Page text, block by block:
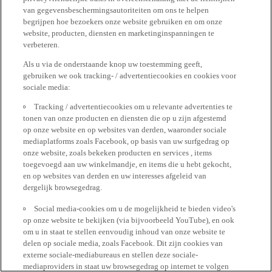
van gegevensbeschermingsautoriteiten om ons te helpen
begrijpen hoe bezoekers onze website gebruiken en om onze
website, producten, diensten en marketinginspanningen te
verbeteren.
Als u via de onderstaande knop uw toestemming geeft,
gebruiken we ook tracking- / advertentiecookies en cookies voor
sociale media:
Tracking / advertentiecookies om u relevante advertenties te
tonen van onze producten en diensten die op u zijn afgestemd
op onze website en op websites van derden, waaronder sociale
mediaplatforms zoals Facebook, op basis van uw surfgedrag op
onze website, zoals bekeken producten en services , items
toegevoegd aan uw winkelmandje, en items die u hebt gekocht,
en op websites van derden en uw interesses afgeleid van
dergelijk browsegedrag.
Social media-cookies om u de mogelijkheid te bieden video's
op onze website te bekijken (via bijvoorbeeld YouTube), en ook
om u in staat te stellen eenvoudig inhoud van onze website te
delen op sociale media, zoals Facebook. Dit zijn cookies van
externe sociale-mediabureaus en stellen deze sociale-
mediaproviders in staat uw browsegedrag op internet te volgen